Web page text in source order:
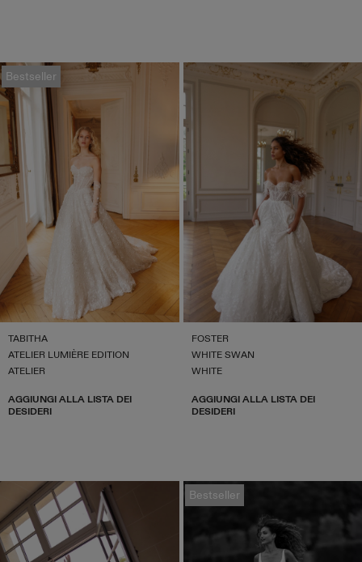
Bestseller
TABITHA
ATELIER LUMIÈRE EDITION
ATELIER
AGGIUNGI ALLA LISTA DEI
DESIDERI
FOSTER
WHITE SWAN
WHITE
AGGIUNGI ALLA LISTA DEI
DESIDERI
Bestseller